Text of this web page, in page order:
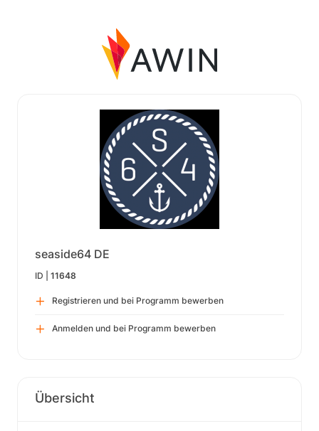
seaside64 DE
ID | 11648
Registrieren und bei Programm bewerben
Anmelden und bei Programm bewerben
Übersicht